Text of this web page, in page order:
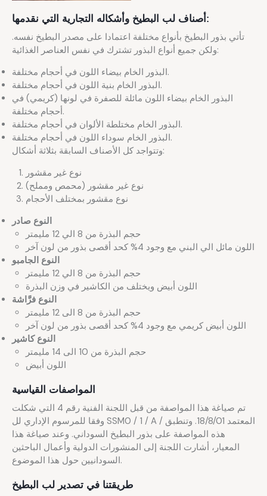
أصناف لب البطيخ وأشكاله التجارية التي نقدمها:
تأتي بذور البطيخ بأنواع مختلفة اعتمادا على مصدر البطيخ نفسه.
ولكن جميع أنواع البذور تشترك في نفس العناصر الغذائية:
البذور الخام بيضاء اللون في أحجام مختلفة.
البذور الخام بنية اللون في أحجام مختلفة.
البذور الخام بيضاء اللون مائلة للصفرة في لونها (كريمي) في
أحجام مختلفة.
البذور الخام مختلطة الألوان في أحجام مختلفة.
البذور الخام سوداء اللون في أحجام مختلفة.
وتتواجد كل الأصناف السابقة بثلاثة أشكال:
نوع غير مقشور
نوع غير مقشور (محمص ومملح)
نوع مقشور بمختلف الأحجام
النوع صادر
حجم البذرة من 8 الي 12 مليمتر
اللون مائل الي البني مع وجود 4% كحد أقصى بذور من لون آخر
النوع الجامبو
حجم البذرة من 8 الي 12 مليمتر
اللون أبيض ويختلف من الكاشير في وزن البذرة
النوع فرَّاشة
حجم البذرة من 8 الى 12 مليمتر
اللون أبيض كريمي مع وجود 4% كحد أقصى بذور من لون آخر
النوع كاشير
حجم البذرة من 10 الى 14 مليمتر
اللون أبيض
المواصفات القياسية
تم صياغة هذا المواصفة من قبل اللجنة الفنية رقم 4 التي شكلت
وفقا للمرسوم الإداري لل SSM0 / 1 / A / المعتمد 18/8/01. وتنطبق
هذه المواصفة على بذور البطيخ السوداني. وعند صياغة هذا
المعيار، أشارت اللجنة إلى المنشورات الدولية وأعمال الباحثين
السودانيين حول هذا الموضوع.
طريقتنا في تصدير لب البطيخ